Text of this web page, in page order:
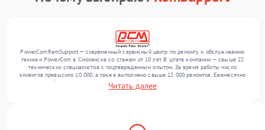
PowerComRemSupport — современный сервисный центр по ремонту и обслуживанию
техники PowerCom в Смоленске со стажем от 10 лет. В штате компании — свыше 22
технических специалистов с подтвержденным опытом. За время работы число
клиентов превысило 10 000, а также выполнено свыше 12 000 ремонтов. Ежемесячно
в сервисный центр поступает от 300 устройств, включая , , . Мы беремся за задачи
любой сложности и поддерживаем высокий стандарт качества благодаря
Читать далее